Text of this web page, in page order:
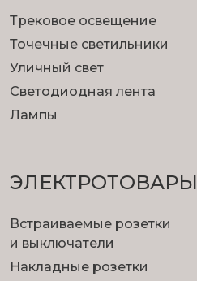
Трековое освещение
Точечные светильники
Уличный свет
Светодиодная лента
Лампы
ЭЛЕКТРОТОВАРЫ
Встраиваемые розетки
и выключатели
Накладные розетки